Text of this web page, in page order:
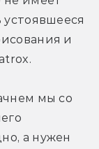
устоявшееся
и
мы со
а нужен